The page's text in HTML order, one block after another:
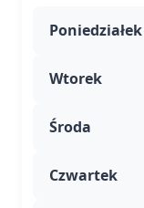
Poniedziałek
Wtorek
Środa
Czwartek